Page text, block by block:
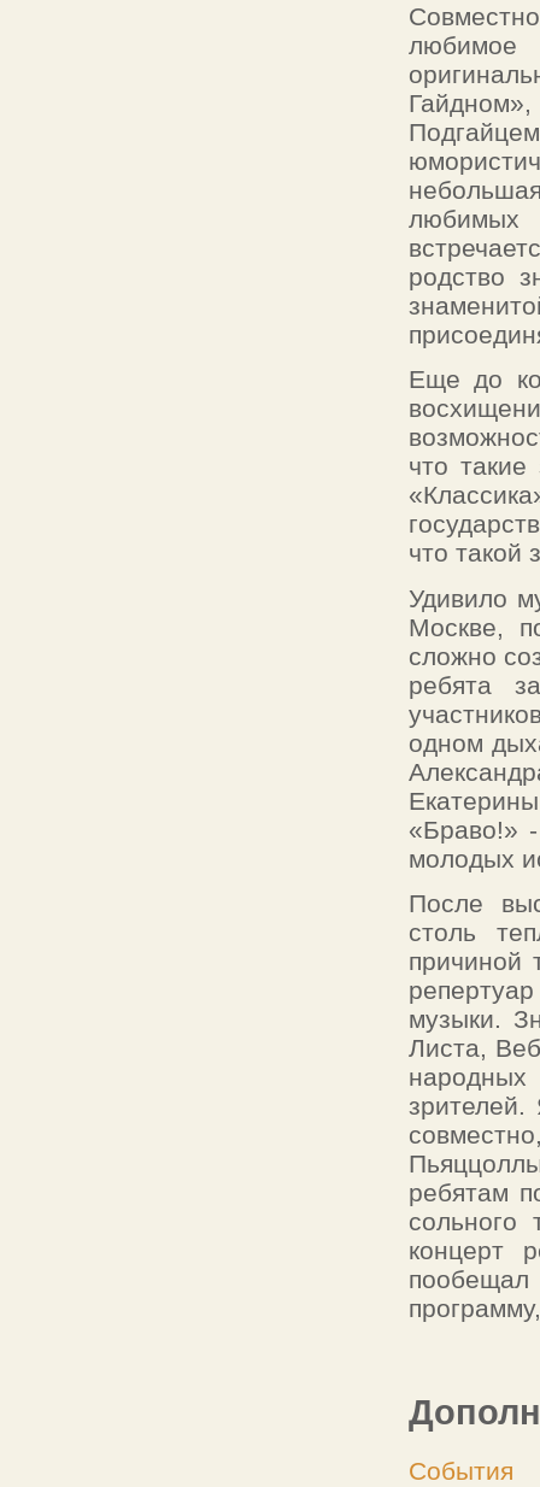
любимое
любимых
родство
Еще до
что
что такой
Удивило
Москве,
сложно
ребята
одном
«Браво!»
молодых
После
столь
причиной
музыки.
Листа,
зрителей.
ребятам
сольного
концерт
пообещал
События